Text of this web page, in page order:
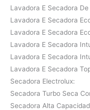
Lavadora E Secadora
Lavadora E Secadora
Lavadora E Secadora
Lavadora E Secadora
Lavadora E Secadora
Lavadora E Secadora
Secadora Electrolux:
Secadora Turbo Seca
Secadora Alta